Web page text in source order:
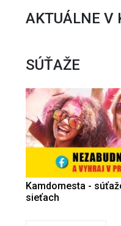
AKTUÁLNE V
SÚŤAŽE
Kamdomesta -
sieťach